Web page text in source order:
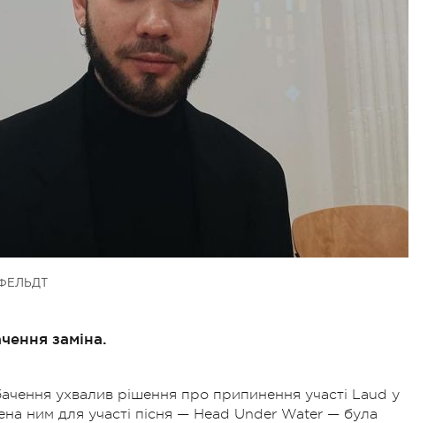
заміна.
ухвалив рішення про припинення участі Laud у
ним для участі пісня — Head Under Water — була